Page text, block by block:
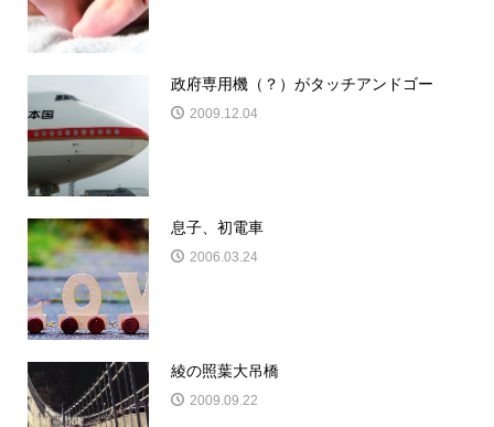
政府専用機（？）がタッチアンドゴー
2009.12.04
息子、初電車
2006.03.24
綾の照葉大吊橋
2009.09.22